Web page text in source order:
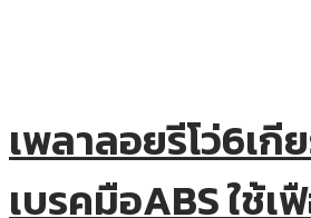
เพลาลอยรีโว่6เกี
เบรคมือABS ใช้เ